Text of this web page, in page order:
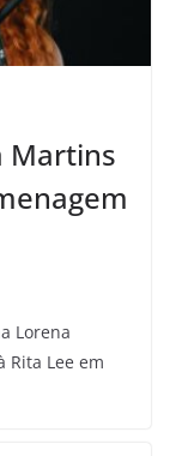
Martins
Lorena
Rita Lee em